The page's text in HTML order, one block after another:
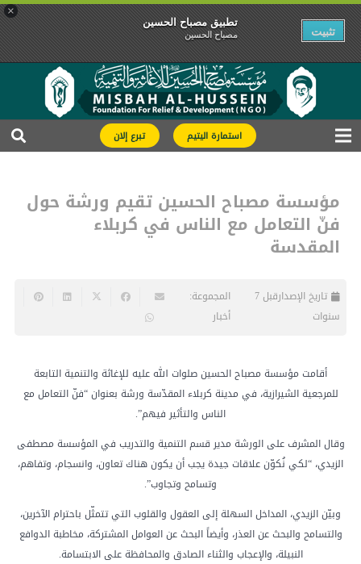
×
تطبیق مصباح الحسین
مصباح الحسین تثبیت
استمارة اليتيم تبرع إلان
مؤسسة مصباح الحسين تقيم ورشة حول
فنّ التعامل مع الناس في كربلاء
المقدسة
تاريخ الإصدار
قبل 7
سنوات
المجموعة:
أخبار
أقامت مؤسسة مصباح الحسين صلوات الله عليه للإغاثة والتنمية التابعة
للمرجعية الشيرازية، في مدينة كربلاء المقدّسة ورشة بعنوان “فنّ التعامل مع
الناس والتأثير فيهم”.
وقال المشرف على الورشة مدير قسم التنمية والتدريب في المؤسسة مصطفى
الزيدي، “لكي نُكوّن علاقات جيدة يجب أن يكون هناك تعاون، وانسجام، وتفاهم،
وتسامح وتجاوب”.
وبيّن الزيدي، المداخل السهلة إلى العقول والقلوب التي تتمثّل باحترام الآخرين،
والتسامح والبحث عن العذر، وأيضاً البحث عن العوامل المشتركة، مخاطبة الدوافع
النبيلة، والإعجاب والثناء الصادق والمحافظة على الابتسامة.